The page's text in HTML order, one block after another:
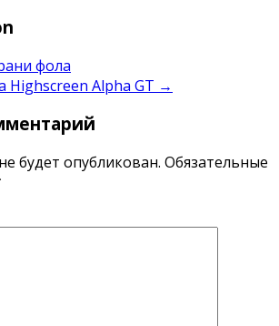
фола
Highscreen Alpha GT →
будет опубликован. Обязательные